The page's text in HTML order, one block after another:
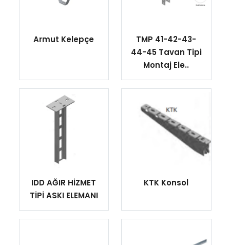
Armut Kelepçe
TMP 41-42-43-
44-45 Tavan Tipi
Montaj Ele..
IDD AĞIR HİZMET
TİPİ ASKI ELEMANI
KTK Konsol